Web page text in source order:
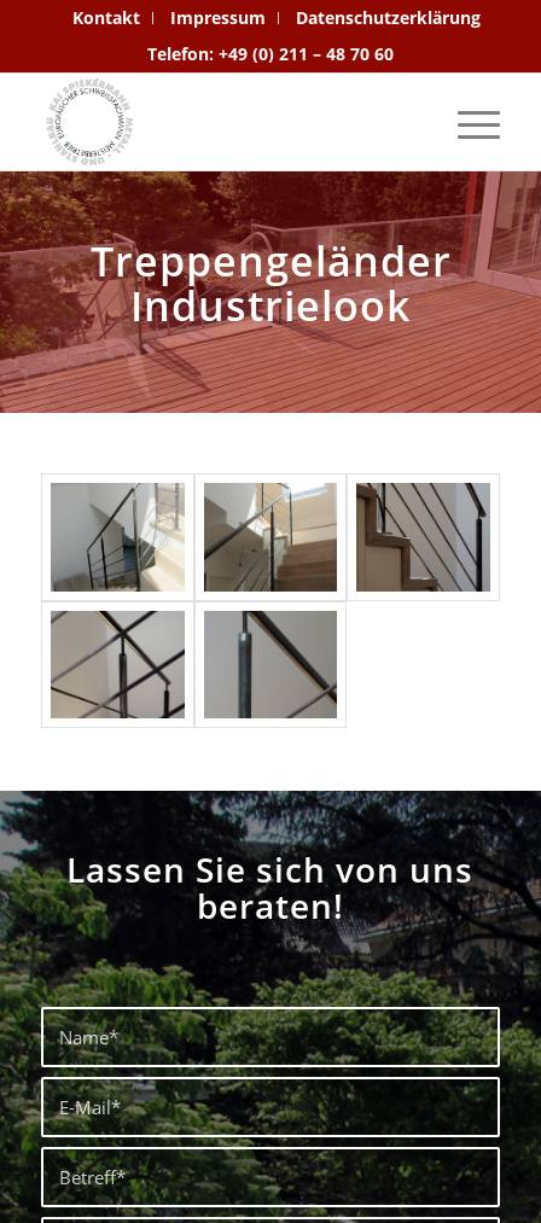
Kontakt Impressum
Datenschutzerklärung
Telefon: +49 (0) 211 – 48 70 60
Treppengeländer
Industrielook
Lassen Sie sich von uns
beraten!